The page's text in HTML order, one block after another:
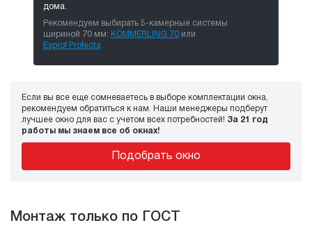
дома.
Рекомендуем выбирать 5-камерные системы
шириной 70 мм: KÖMMERLING 70или
Exprof Profecta
Если вы все еще сомневаетесь в выборе комплектации окна,
рекомендуем обратиться к нам. Наши менеджеры подберут
лучшее окно для вас с учетом всех потребностей! За 21 год
работы мы знаем все об окнах!
Подобрать окно
Монтаж только по ГОСТ